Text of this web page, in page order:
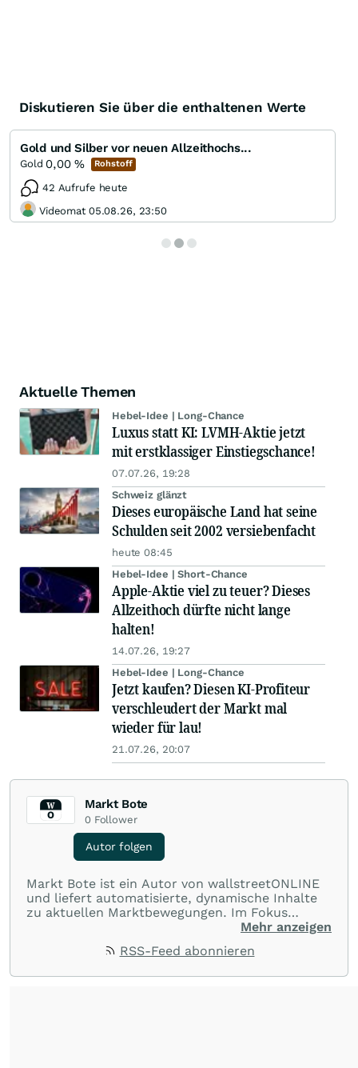
Diskutieren Sie über die enthaltenen Werte
Gold und Silber vor neuen Allzeithochs...
Gold 0,00 % Rohstoff
42 Aufrufe heute
Videomat 05.08.26, 23:50
Aktuelle Themen
Hebel-Idee | Long-Chance
Luxus statt KI: LVMH-Aktie jetzt
mit erstklassiger Einstiegschance!
07.07.26, 19:28
Schweiz glänzt
Dieses europäische Land hat seine
Schulden seit 2002 versiebenfacht
heute 08:45
Hebel-Idee | Short-Chance
Apple-Aktie viel zu teuer? Dieses
Allzeithoch dürfte nicht lange
halten!
14.07.26, 19:27
Hebel-Idee | Long-Chance
Jetzt kaufen? Diesen KI-Profiteur
verschleudert der Markt mal
wieder für lau!
21.07.26, 20:07
Markt Bote
0 Follower
Autor folgen
Markt Bote ist ein Autor von wallstreetONLINE
und liefert automatisierte, dynamische Inhalte
zu aktuellen Marktbewegungen. Im Fokus
stehen Tops und Flops, Branchentrends und
Rohstoffe oder Krypto – die Beiträge sind kurz,
Mehr anzeigen
RSS-Feed abonnieren